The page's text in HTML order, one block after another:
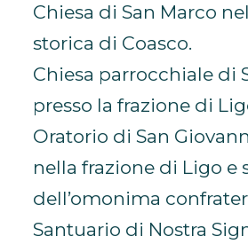
Chiesa di San Marco
storica di Coasco.
Chiesa parrocchiale di
presso la frazione di
Oratorio di San
nella frazione di Ligo e
dell’omonima
Santuario di Nostra